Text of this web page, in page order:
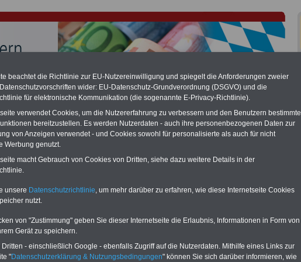
für Beamte & Ruhestandsbeamte (zu geringe Alimentation)
hat die Berliner Landesbesoldung für verfassungs-widrig
muss bisMärz 2027 eine Neuregelung der Besoldung beschließen). Auch beim
& Ruhestandsbeamte) gibt es teilweise hohe Nachzahlungen (Medienberichten
füralle (!) Beamtezwischen mind. 3.000 und 13.000 Euro, Der INFO-
hierzu eine Broschüre heraus, die unmittelbar nach dem Beschluss des
der Bundesregierung vorgelegt wird (wahrscheinlich im Quartal.2026
der Broschüre.
DIENST & Wissenswertes für Beamtinnen und Beamte
mit Büchern und eBooks
von nur 15 Euro inkl. MwSt. bei
zum Beamtenrecht bzw. Tarifrecht
lesen und ausdrucken (u.a. Rund ums
beachtet die Richtlinie zur EU-Nutzereinwilligung und spiegelt die Anforderungen zweier
wider: EU-Datenschutz-Grundverordnung (DSGVO) und die
für elektronische Kommunikation (die sogenannte E-Privacy-Richtlinie).
verwendet Cookies, um die Nutzererfahrung zu verbessern und den Benutzern bestimmte
bereitzustellen. Es werden Nutzerdaten - auch ihre personenbezogenen Daten zur
von Anzeigen verwendet - und Cookies sowohl für personalisierte als auch für nicht
Werbung genutzt.
macht Gebrauch von Cookies von Dritten, siehe dazu weitere Details in der
unsere Datenschutzrichtlinie, um mehr darüber zu erfahren, wie diese Internetseite Cookies
nutzt.
von "Zustimmung" geben Sie dieser Internetseite die Erlaubnis, Informationen in Form von
Gerät zu speichern.
- einschließlich Google - ebenfalls Zugriff auf die Nutzerdaten. Mithilfe eines Links zur
"Datenschutzerklärung & Nutzungsbedingungen" können Sie sich darüber informieren, wie